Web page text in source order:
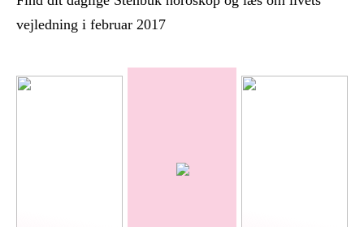
vejledning i februar 2017